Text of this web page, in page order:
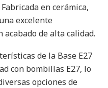
en cerámica,
excelente
de alta calidad.
de la Base E27
con bombillas E27, lo
opciones de